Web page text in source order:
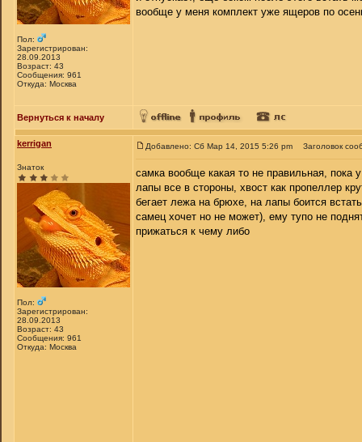
Пол:
Зарегистрирован:
28.09.2013
Возраст: 43
Сообщения: 961
Откуда: Москва
вообще у меня комплект уже ящеров по
Вернуться к началу
kerrigan
Знаток
Пол:
Зарегистрирован:
28.09.2013
Возраст: 43
Сообщения: 961
Откуда: Москва
Добавлено: Сб Мар 14, 2015 5:26 pm Заголовок
самка вообще какая то не правильная, пока
лапы все в стороны, хвост как пропеллер
бегает лежа на брюхе, на лапы боится
самец хочет но не может), ему тупо не
прижаться к чему либо